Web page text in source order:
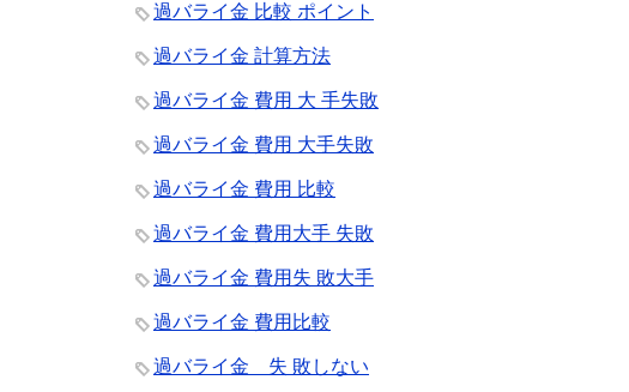
過バライ金 比較 ポイント
過バライ金 計算方法
過バライ金 費用 大 手失敗
過バライ金 費用 大手失敗
過バライ金 費用 比較
過バライ金 費用大手 失敗
過バライ金 費用失 敗大手
過バライ金 費用比較
過バライ金 失 敗しない